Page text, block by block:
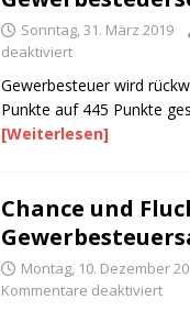
Sonntag, 31. März 2019
deaktiviert
Gewerbesteuer wird
Punkte auf 445 Punkte
[Weiterlesen]
Chance und
Montag, 10. Dezember
Kommentare deaktiviert